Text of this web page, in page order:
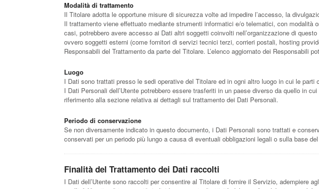
Modalità di trattamento
Il Titolare adotta le opportune misure di sicurezza volte ad impedire l’accesso, la
Il trattamento viene effettuato mediante strumenti informatici e/o telematici, con
casi, potrebbero avere accesso ai Dati altri soggetti coinvolti nell’organizzazione di
ovvero soggetti esterni (come fornitori di servizi tecnici terzi, corrieri postali, hosting
Responsabili del Trattamento da parte del Titolare. L’elenco aggiornato dei Responsabili
Luogo
I Dati sono trattati presso le sedi operative del Titolare ed in ogni altro luogo in cui le
I Dati Personali dell’Utente potrebbero essere trasferiti in un paese diverso da quello in
riferimento alla sezione relativa ai dettagli sul trattamento dei Dati Personali.
Periodo di conservazione
Se non diversamente indicato in questo documento, i Dati Personali sono trattati e
conservati per un periodo più lungo a causa di eventuali obbligazioni legali o sulla base
Finalità del Trattamento dei Dati raccolti
I Dati dell’Utente sono raccolti per consentire al Titolare di fornire il Servizio, adempiere